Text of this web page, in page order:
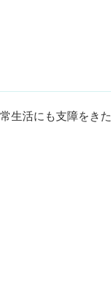
生活にも支障をきた